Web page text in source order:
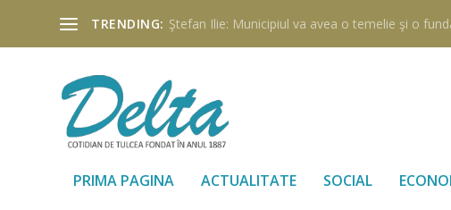
TRENDING: Ştefan Ilie: Municipiul va avea o temelie şi o
PRIMA PAGINA ACTUALITATE SOCIAL